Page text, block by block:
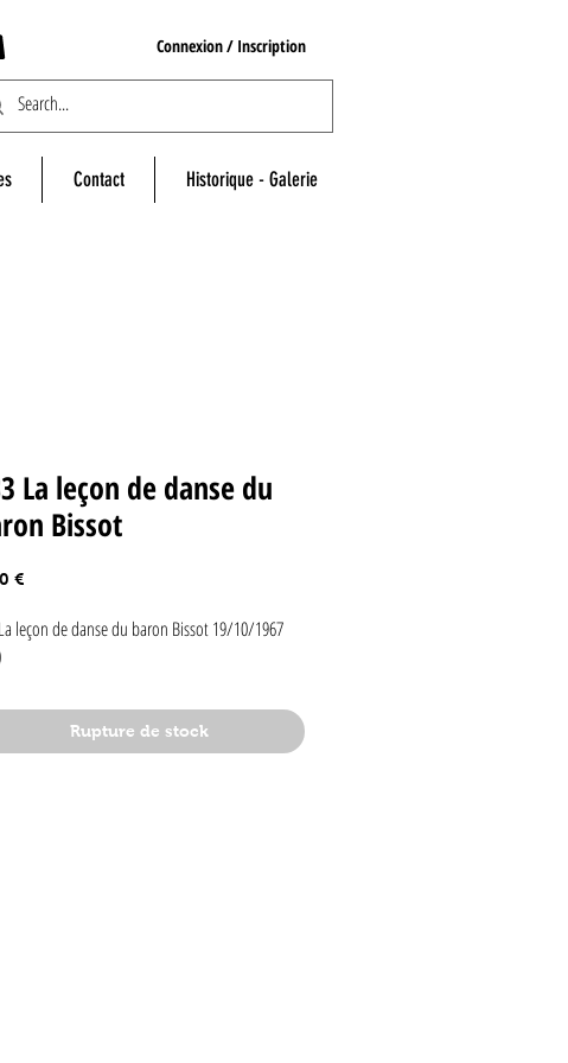
Connexion / Inscription
Contact Historique - Galerie
La leçon de danse du
Bissot
€
leçon de danse du baron Bissot 19/10/1967
Rupture de stock